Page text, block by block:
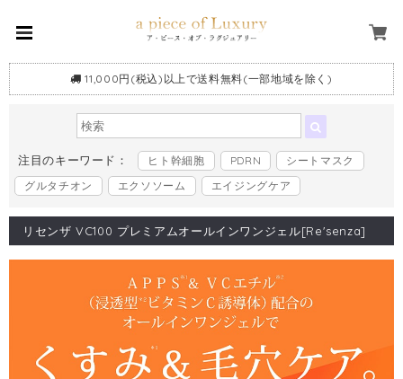
11,000円(税込)以上で送料無料(一部地域を除く)
注目のキーワード： ヒト幹細胞 PDRN
シートマスク
グルタチオン
エクソソーム エイジングケア
リセンザ VC100 プレミアムオールインワンジェル[Re'senza]